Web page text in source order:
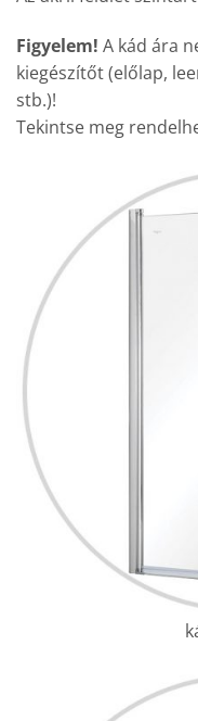
Figyelem! A kád ára
kiegészítőt (előlap,
stb.)!
Tekintse meg